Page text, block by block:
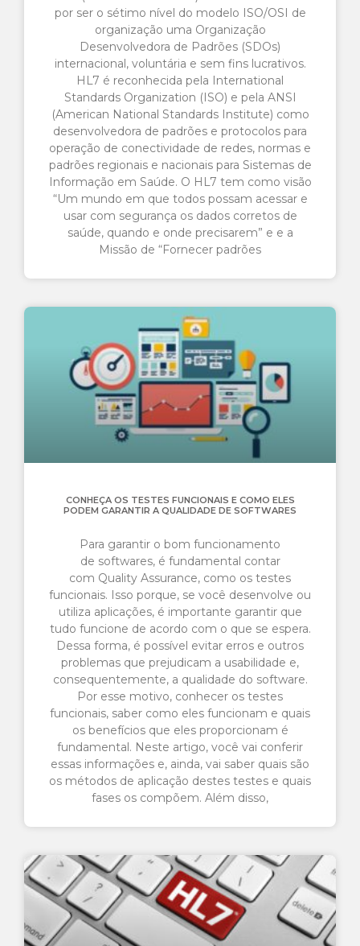
por ser o sétimo nível do modelo ISO/OSI de
organização uma Organização
Desenvolvedora de Padrões (SDOs)
internacional, voluntária e sem fins lucrativos.
HL7 é reconhecida pela International
Standards Organization (ISO) e pela ANSI
(American National Standards Institute) como
desenvolvedora de padrões e protocolos para
operação de conectividade de redes, normas e
padrões regionais e nacionais para Sistemas de
Informação em Saúde. O HL7 tem como visão
“Um mundo em que todos possam acessar e
usar com segurança os dados corretos de
saúde, quando e onde precisarem” e e a
Missão de “Fornecer padrões
CONHEÇA OS TESTES FUNCIONAIS E COMO ELES
PODEM GARANTIR A QUALIDADE DE SOFTWARES
Para garantir o bom funcionamento
de softwares, é fundamental contar
com Quality Assurance, como os testes
funcionais. Isso porque, se você desenvolve ou
utiliza aplicações, é importante garantir que
tudo funcione de acordo com o que se espera.
Dessa forma, é possível evitar erros e outros
problemas que prejudicam a usabilidade e,
consequentemente, a qualidade do software.
Por esse motivo, conhecer os testes
funcionais, saber como eles funcionam e quais
os benefícios que eles proporcionam é
fundamental. Neste artigo, você vai conferir
essas informações e, ainda, vai saber quais são
os métodos de aplicação destes testes e quais
fases os compõem. Além disso,